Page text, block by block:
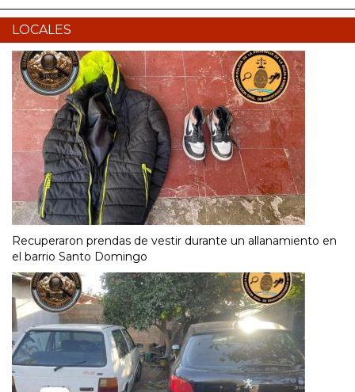
LOCALES
Recuperaron prendas de vestir durante un allanamiento en
el barrio Santo Domingo